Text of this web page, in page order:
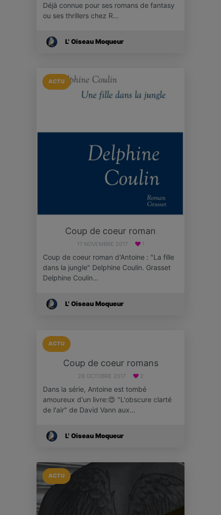
Déjà connue pour ses romans de fantasy
ou ses thrillers chez R…
L' Oiseau Moqueur
ACTU
Coup de coeur roman
17 NOVEMBRE 2017 1
Coup de coeur roman d'Antoine : "La fille
dans la jungle" Delphine Coulin. Grasset
Delphine Coulin…
L' Oiseau Moqueur
ACTU
Coup de coeur romans
28 OCTOBRE 2017 2
Dans la série, Antoine est tombé
amoureux d'un livre:😍 "L'obscure clarté
de l'air" de David Vann aux…
L' Oiseau Moqueur
ACTU